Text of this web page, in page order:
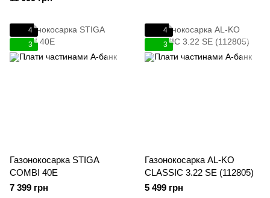
4
3
Газонокосарка STIGA
COMBI 40E
7 399 грн
4
3
Газонокосарка AL-KO
CLASSIC 3.22 SE (112805)
5 499 грн